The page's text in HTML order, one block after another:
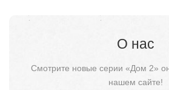
О нас
Смотрите новые серии «Дом 2»
нашем сайте!